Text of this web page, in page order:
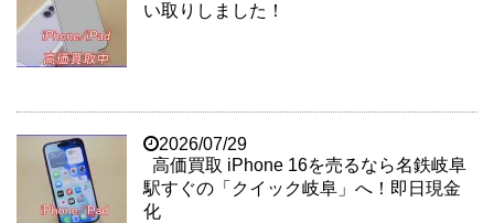
い取りしました！
2026/07/29
高価買取 iPhone 16を売るなら名鉄岐阜
駅すぐの「クイック岐阜」へ！即日現金
化